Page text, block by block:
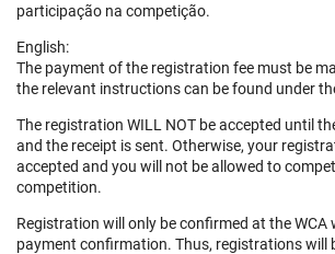
participação na competição.
English:
The payment of the registration fee must be
the relevant instructions can be found under
The registration WILL NOT be accepted until
and the receipt is sent. Otherwise, your
accepted and you will not be allowed to
competition.
Registration will only be confirmed at the WCA
payment confirmation. Thus, registrations will